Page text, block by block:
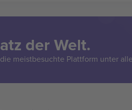
der Welt.
meistbesuchte Plattform unter